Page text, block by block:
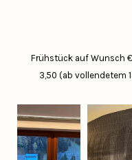
Frühstück auf Wunsch
3,50 (ab vollendetem